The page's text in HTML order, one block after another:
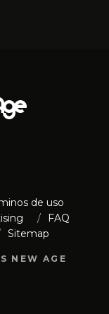
de uso
FAQ
Sitemap
NEW AGE